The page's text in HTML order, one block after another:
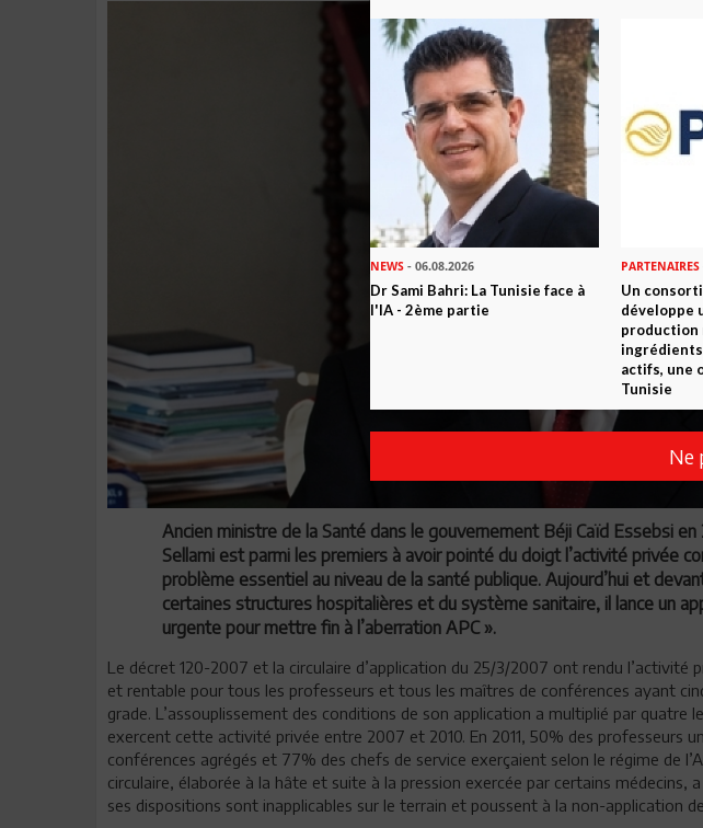
Ancien ministre de la Santé dans le gouvernement Béji Caïd Essebsi en
Sellami est parmi les premiers à avoir pointé du doigt l’activité privée
problème essentiel au niveau de la santé publique. Aujourd’hui et
certaines structures hospitalières et du système sanitaire, il lance un
urgente pour mettre fin à l’aberration APC ».
Le décret 120-2007 et la circulaire d’application du 25/3/2007 ont rendu l’activité
et rentable pour tous les professeurs et tous les maîtres de conférences ayant
grade. L’assouplissement des conditions de son application a multiplié par quatre
exercent cette activité privée entre 2007 et 2010. En 2011, 50% des professeurs
conférences agrégés et 77% des chefs de service exerçaient selon le régime de
circulaire, élaborée à la hâte et suite à la pression exercée par certains médecins,
ses dispositions sont inapplicables sur le terrain et poussent à la non-application
NEWS - 06.08.2026
Dr Sami Bahri: La Tunisie face à
l'IA - 2ème partie
PARTENAIRES
Un
développe
production
actifs, une
Tunisie
Ne